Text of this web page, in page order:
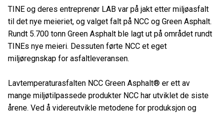
TINE og deres entreprenør LAB var på jakt etter miljøasfalt
til det nye meieriet, og valget falt på NCC og Green Asphalt.
Rundt 5.700 tonn Green Asphalt ble lagt ut på området rundt
TINEs nye meieri. Dessuten førte NCC et eget
miljøregnskap for asfaltleveransen.
Lavtemperaturasfalten NCC Green Asphalt® er ett av
mange miljøtilpassede produkter NCC har utviklet de siste
årene. Ved å videreutvikle metodene for produksjon og